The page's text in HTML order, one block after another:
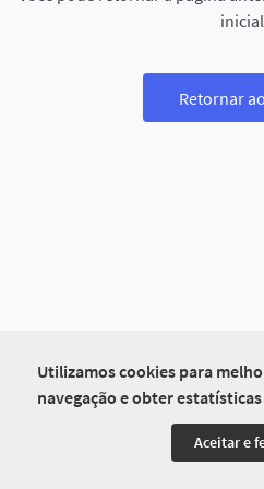
Utilizamos cookies para
navegação e obter
Aceitar e
Retornar